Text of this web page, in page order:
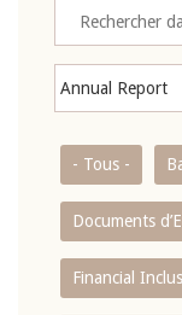
- Tous -
Documents
Financial